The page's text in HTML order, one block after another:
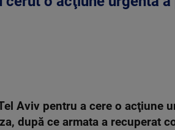
Aviv pentru a cere o acţiune
după ce armata a recuperat